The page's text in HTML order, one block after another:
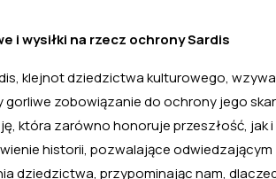
i wysiłki na rzecz ochrony Sardis
klejnot dziedzictwa kulturowego,
zobowiązanie do ochrony jego
która zarówno honoruje przeszłość,
historii, pozwalające
dziedzictwa, przypominając nam,